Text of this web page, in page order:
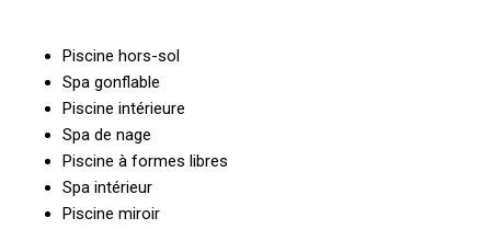
Piscine hors-sol
Spa gonflable
Piscine intérieure
Spa de nage
Piscine à formes libres
Spa intérieur
Piscine miroir